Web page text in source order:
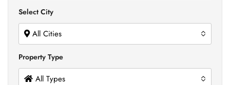
Select City
All Cities
Property Type
All Types